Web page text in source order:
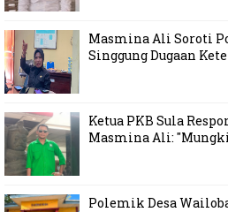
Masmina Ali Soroti
Singgung Dugaan
Ketua PKB Sula
Masmina Ali:
Polemik Desa